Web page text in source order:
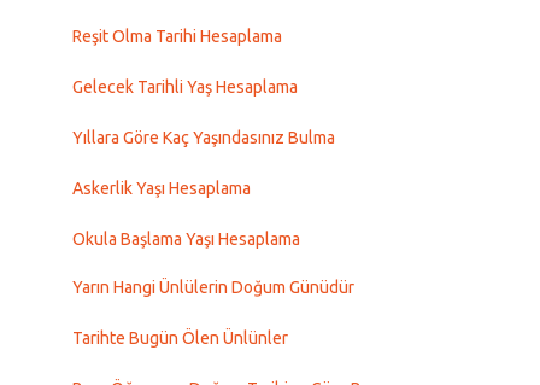
Reşit Olma Tarihi Hesaplama
Gelecek Tarihli Yaş Hesaplama
Yıllara Göre Kaç Yaşındasınız Bulma
Askerlik Yaşı Hesaplama
Okula Başlama Yaşı Hesaplama
Yarın Hangi Ünlülerin Doğum Günüdür
Tarihte Bugün Ölen Ünlünler